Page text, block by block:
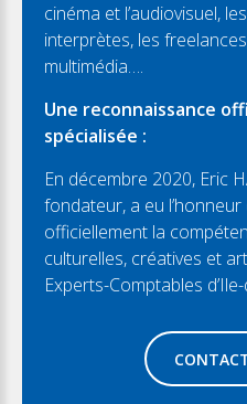
cinéma et l’audiovisuel,
interprètes, les
multimédia….
Une reconnaissance
spécialisée :
En décembre 2020, Eric
fondateur, a eu
officiellement la
culturelles, créatives et
Experts-Comptables